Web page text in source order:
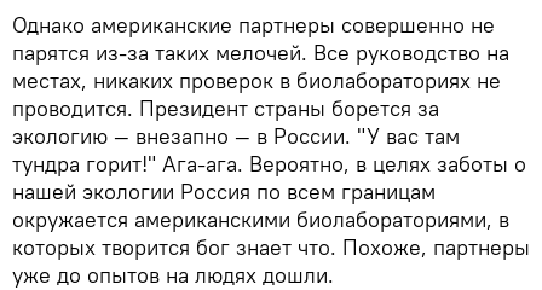
Однако американские партнеры совершенно не
парятся из-за таких мелочей. Все руководство на
местах, никаких проверок в биолабораториях не
проводится. Президент страны борется за
экологию — внезапно — в России. "У вас там
тундра горит!" Ага-ага. Вероятно, в целях заботы о
нашей экологии Россия по всем границам
окружается американскими биолабораториями, в
которых творится бог знает что. Похоже, партнеры
уже до опытов на людях дошли.